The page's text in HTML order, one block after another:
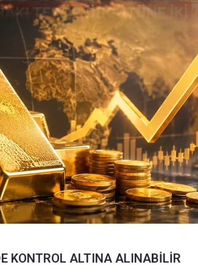
KONTROL ALTINA ALINABİLİR